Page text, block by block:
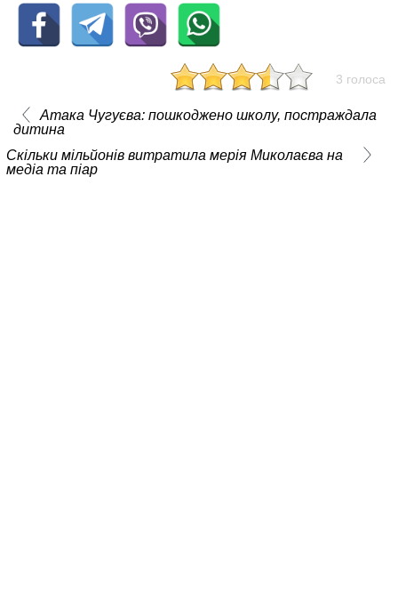
3 голоса
Атака Чугуєва: пошкоджено школу, постраждала
дитина
Скільки мільйонів витратила мерія Миколаєва на
медіа та піар